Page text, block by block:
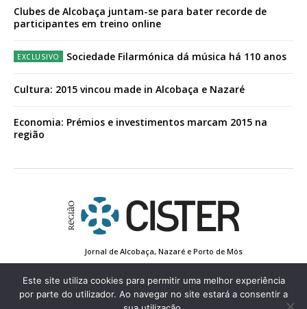
Clubes de Alcobaça juntam-se para bater recorde de
participantes em treino online
Sociedade Filarmónica dá música há 110 anos
Cultura: 2015 vincou made in Alcobaça e Nazaré
Economia: Prémios e investimentos marcam 2015 na
região
Jornal de Alcobaça, Nazaré e Porto de Mós
Conta de Registo
Edição Impressa
Este site utiliza cookies para permitir uma melhor experiência
por parte do utilizador. Ao navegar no site estará a consentir a